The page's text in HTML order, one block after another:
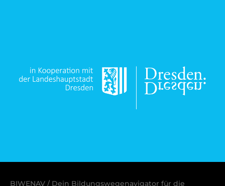
BIWENAV / Dein Bildungswegenavigator für die